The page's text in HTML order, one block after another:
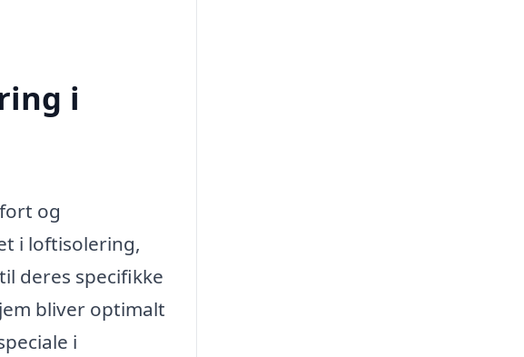
i
og
i loftisolering,
deres specifikke
bliver optimalt
i